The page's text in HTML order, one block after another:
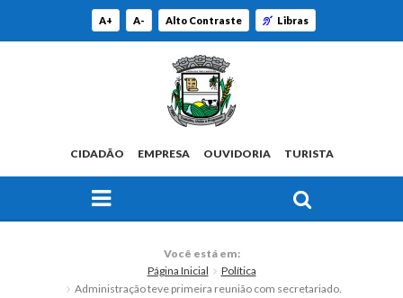
A+ A- Alto Contraste Libras
CIDADÃO EMPRESA OUVIDORIA TURISTA
Histórico
Você está em:
Página Inicial
Política
Administração teve primeira reunião com secretariado.